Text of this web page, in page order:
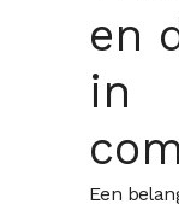
en
in
Een